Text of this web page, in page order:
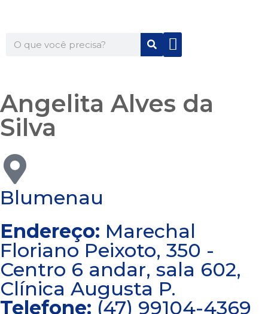
Angelita Alves da
Silva
Blumenau
Endereço: Marechal
Floriano Peixoto, 350 -
Centro 6 andar, sala 602,
Clínica Augusta P.
Telefone: (47) 99104-4369